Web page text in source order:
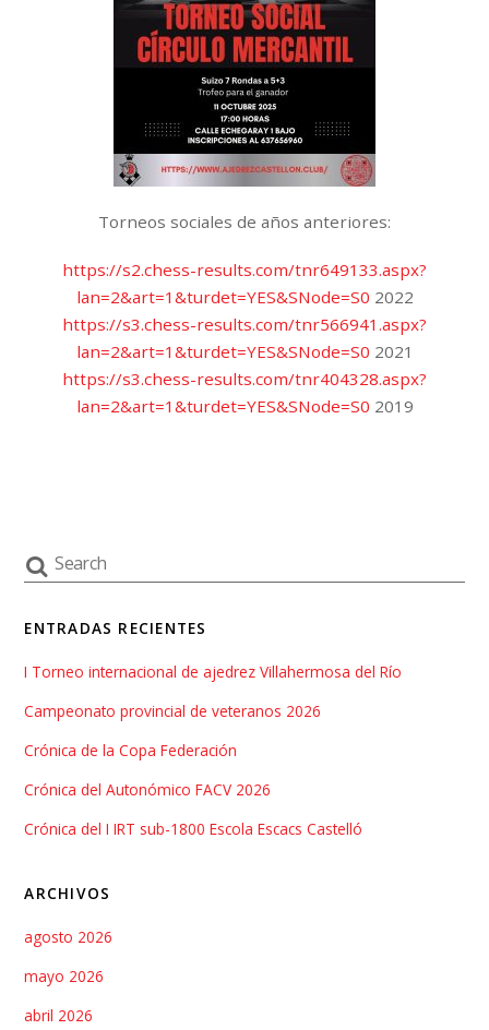
Torneos sociales de años anteriores:
https://s2.chess-results.com/tnr649133.aspx?
lan=2&art=1&turdet=YES&SNode=S0 2022
https://s3.chess-results.com/tnr566941.aspx?
lan=2&art=1&turdet=YES&SNode=S0 2021
https://s3.chess-results.com/tnr404328.aspx?
lan=2&art=1&turdet=YES&SNode=S0 2019
ENTRADAS RECIENTES
I Torneo internacional de ajedrez Villahermosa del Río
Campeonato provincial de veteranos 2026
Crónica de la Copa Federación
Crónica del Autonómico FACV 2026
Crónica del I IRT sub-1800 Escola Escacs Castelló
ARCHIVOS
agosto 2026
mayo 2026
abril 2026